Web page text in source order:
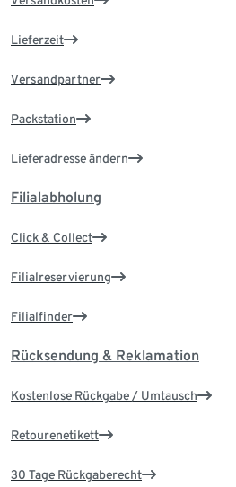
Lieferzeit
Versandpartner
Packstation
Lieferadresse ändern
Filialabholung
Click & Collect
Filialreservierung
Filialfinder
Rücksendung & Reklamation
Kostenlose Rückgabe / Umtausch
Retourenetikett
30 Tage Rückgaberecht